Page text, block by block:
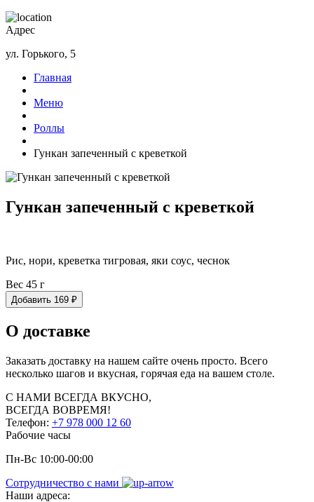
Адрес
ул. Горького, 5
Главная
Меню
Роллы
Гункан запеченный с креветкой
Гункан запеченный с креветкой
Рис, нори, креветка тигровая, яки соус, чеснок
Вес 45 г
Добавить 169 ₽
О доставке
Заказать доставку на нашем сайте очень просто. Всего
несколько шагов и вкусная, горячая еда на вашем столе.
С НАМИ ВСЕГДА ВКУСНО,
ВСЕГДА ВОВРЕМЯ!
Телефон: +7 978 000 12 60
Рабочие часы
Пн-Вс 10:00-00:00
Сотрудничество с нами
Наши адреса: